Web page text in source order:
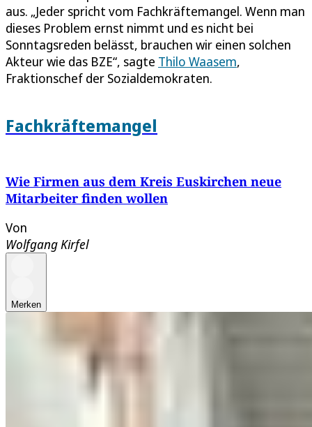
aus. „Jeder spricht vom Fachkräftemangel. Wenn man
dieses Problem ernst nimmt und es nicht bei
Sonntagsreden belässt, brauchen wir einen solchen
Akteur wie das BZE“, sagte Thilo Waasem,
Fraktionschef der Sozialdemokraten.
Fachkräftemangel
Wie Firmen aus dem Kreis Euskirchen neue
Mitarbeiter finden wollen
Von
Wolfgang Kirfel
Merken